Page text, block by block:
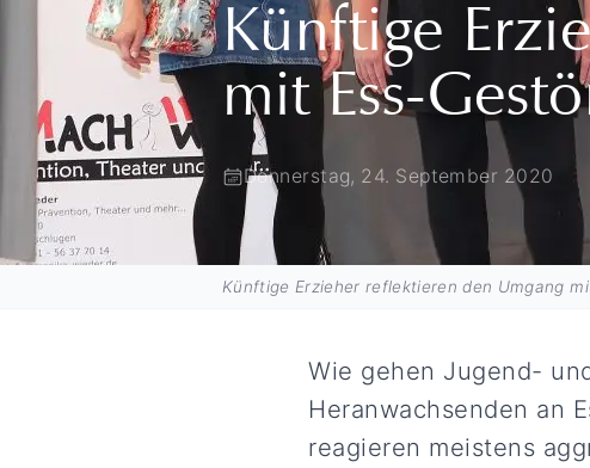
Künftige
mit Ess-
Donnerstag, 24. September 2020
Künftige Erzieher reflektieren den Umgang
Wie gehen Jugend-
Heranwachsenden an
reagieren meistens